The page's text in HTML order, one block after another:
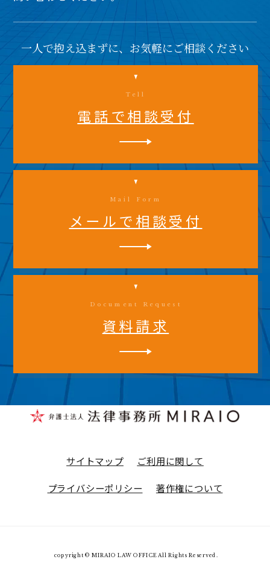
一人で抱え込まずに、お気軽にご相談ください
Tell
電話で相談受付
Mail Form
メールで相談受付
Document Request
資料請求
サイトマップ ご利用に関して
プライバシーポリシー 著作権について
copyright © MIRAIO LAW OFFICE All Rights Reserved.